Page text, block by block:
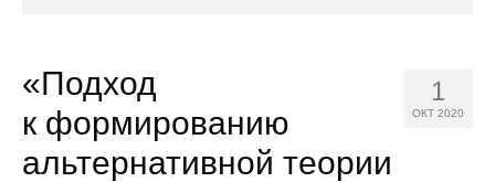
О нас
Об институте
1
ОКТ 2020
«Подход
к формированию
альтернативной теории